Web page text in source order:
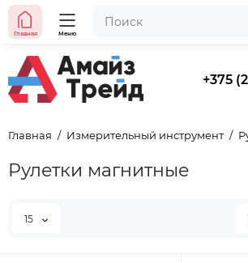
+375
Главная Меню
Главная Измерительный инструмент
Рулетки магнитные
15